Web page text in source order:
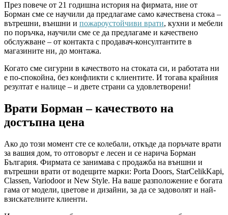
През повече от 21 годишна история на фирмата, ние от
Борман сме се научили да предлагаме само качествена стока –
вътрешни, външни и пожароустойчиви врати, кухни и мебели
по поръчка, научили сме се да предлагаме и качествено
обслужване – от контакта с продавач-консултантите в
магазините ни, до монтажа.
Когато сме сигурни в качеството на стоката си, и работата ни
е по-спокойна, без конфликти с клиентите. И тогава крайния
резултат е налице – и двете страни са удовлетворени!
Врати Борман – качеството на
достъпна цена
Ако до този момент сте се колебали, откъде да поръчате врати
за вашия дом, то отговорът е лесен и се нарича Борман
България. Фирмата се занимава с продажба на външни и
вътрешни врати от водещите марки: Porta Doors, StarCelikKapi,
Classen, Variodoor и New Style. На ваше разположение е богата
гама от модели, цветове и дизайни, за да се задоволят и най-
взискателните клиенти.